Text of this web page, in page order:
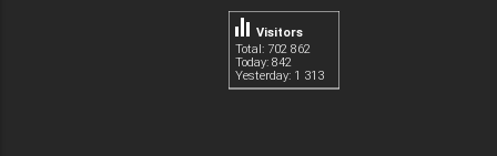
Total: 702 862
Today: 842
Yesterday: 1 313
Visitors